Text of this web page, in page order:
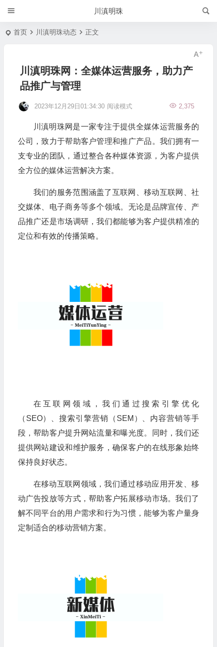
川滇明珠
首页 川滇明珠动态 正文
川滇明珠网：全媒体运营服务，助力产
品推广与管理
2023年12月29日01:34:30 2,375
阅读模式
川滇明珠网是一家专注于提供全媒体运营服务的
公司，致力于帮助客户管理和推广产品。我们拥有一
支专业的团队，通过整合各种媒体资源，为客户提供
全方位的媒体运营解决方案。
我们的服务范围涵盖了互联网、移动互联网、社
交媒体、电子商务等多个领域。无论是品牌宣传、产
品推广还是市场调研，我们都能够为客户提供精准的
定位和有效的传播策略。
在互联网领域，我们通过搜索引擎优化
（SEO）、搜索引擎营销（SEM）、内容营销等手
段，帮助客户提升网站流量和曝光度。同时，我们还
提供网站建设和维护服务，确保客户的在线形象始终
保持良好状态。
在移动互联网领域，我们通过移动应用开发、移
动广告投放等方式，帮助客户拓展移动市场。我们了
解不同平台的用户需求和行为习惯，能够为客户量身
定制适合的移动营销方案。